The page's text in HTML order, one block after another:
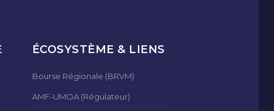
ÉCOSYSTÈME & LIENS
Bourse Régionale (BRVM)
AMF-UMOA (Régulateur)